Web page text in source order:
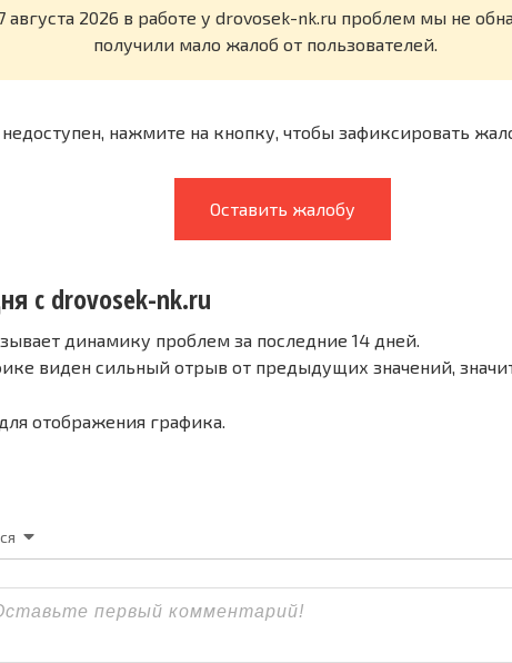
августа 2026 в работе у drovosek-nk.ru проблем мы не
получили мало жалоб от пользователей.
нажмите на кнопку, чтобы зафиксировать
Оставить жалобу
с drovosek-nk.ru
динамику проблем за последние 14 дней.
виден сильный отрыв от предыдущих значений,
отображения графика.